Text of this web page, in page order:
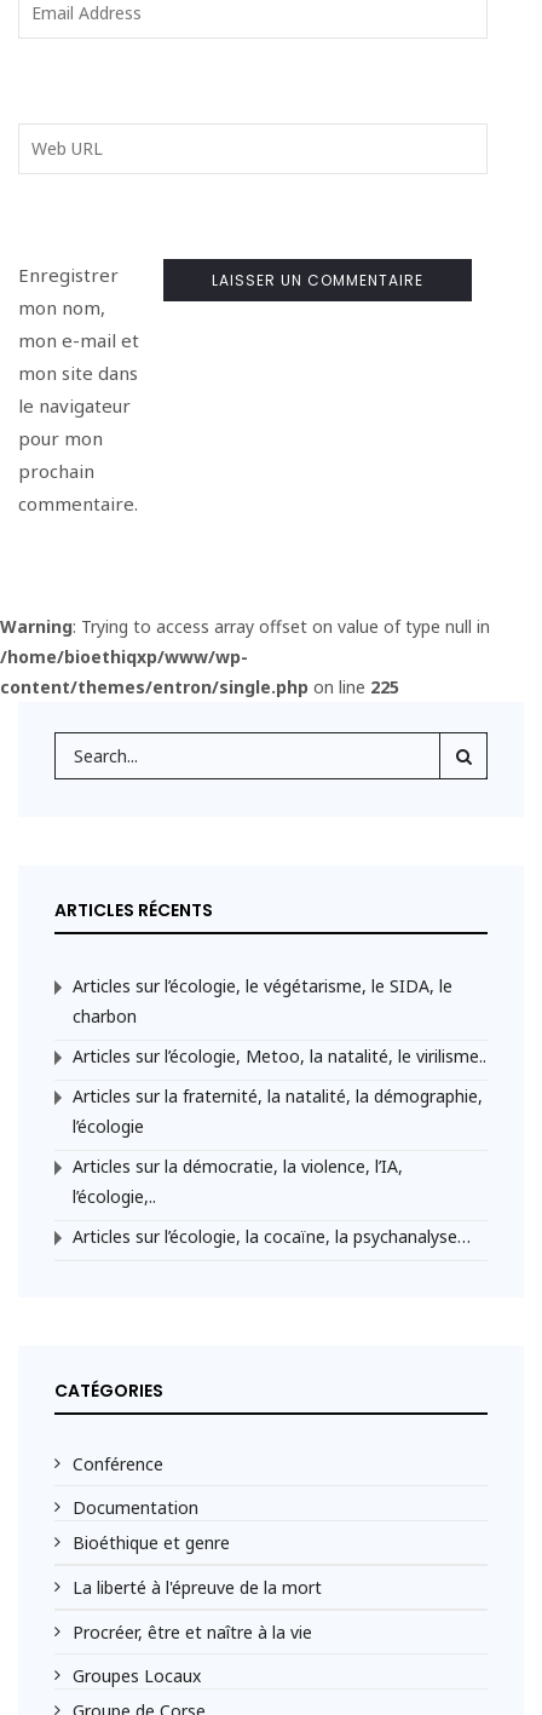
Enregistrer
mon nom,
mon e-mail et
mon site dans
le navigateur
pour mon
prochain
commentaire.
Warning: Trying to access array offset on value of type null in
/home/bioethiqxp/www/wp-
content/themes/entron/single.php on line 225
ARTICLES RÉCENTS
Articles sur l’écologie, le végétarisme, le SIDA, le
charbon
Articles sur l’écologie, Metoo, la natalité, le virilisme..
Articles sur la fraternité, la natalité, la démographie,
l’écologie
Articles sur la démocratie, la violence, l’IA,
l’écologie,..
Articles sur l’écologie, la cocaïne, la psychanalyse…
CATÉGORIES
Conférence
Documentation
Bioéthique et genre
La liberté à l'épreuve de la mort
Procréer, être et naître à la vie
Groupes Locaux
Groupe de Corse